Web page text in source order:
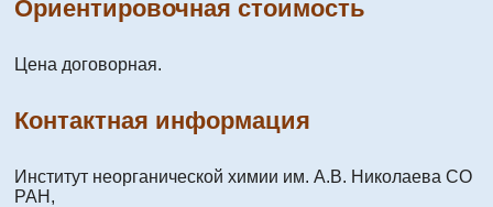
Ориентировочная стоимость
Цена договорная.
Контактная информация
Институт неорганической химии им. А.В. Николаева СО
РАН,